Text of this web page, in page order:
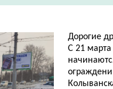
​Дорогие
С 21